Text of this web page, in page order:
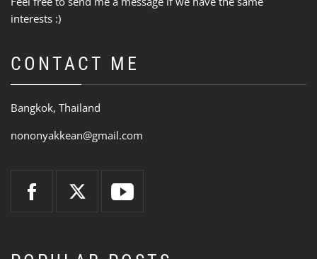
interests :)
CONTACT ME
Bangkok, Thailand
nononyakkean@gmail.com